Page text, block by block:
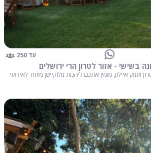
עד 250
בשישי - אזור לטרון הרי ירושלים
איילון, מזמין אתכם ליהנות מלוקיישן מיוחד לאירועי